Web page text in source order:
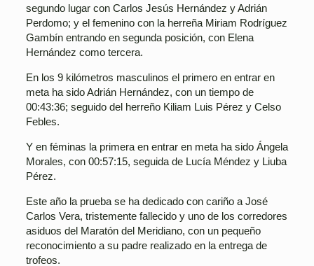
segundo lugar con Carlos Jesús Hernández y Adrián
Perdomo; y el femenino con la herreña Miriam Rodríguez
Gambín entrando en segunda posición, con Elena
Hernández como tercera.
En los 9 kilómetros masculinos el primero en entrar en
meta ha sido Adrián Hernández, con un tiempo de
00:43:36; seguido del herreño Kiliam Luis Pérez y Celso
Febles.
Y en féminas la primera en entrar en meta ha sido Ángela
Morales, con 00:57:15, seguida de Lucía Méndez y Liuba
Pérez.
Este año la prueba se ha dedicado con cariño a José
Carlos Vera, tristemente fallecido y uno de los corredores
asiduos del Maratón del Meridiano, con un pequeño
reconocimiento a su padre realizado en la entrega de
trofeos.